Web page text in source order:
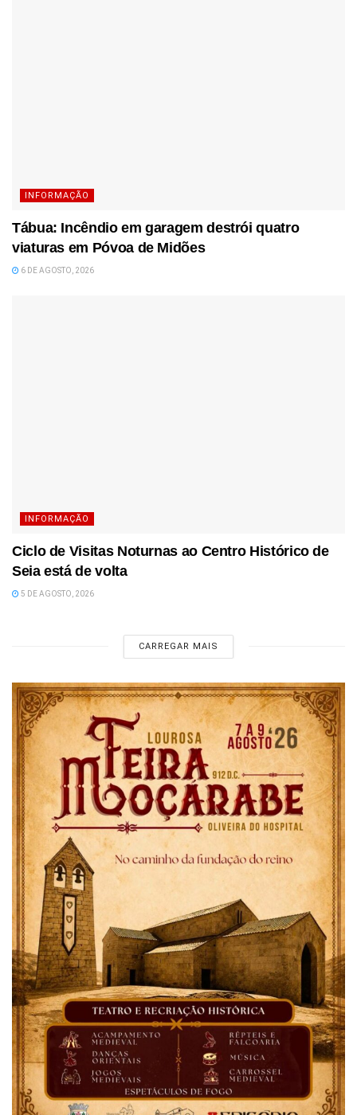
INFORMAÇÃO
Tábua: Incêndio em garagem destrói quatro
viaturas em Póvoa de Midões
6 DE AGOSTO, 2026
INFORMAÇÃO
Ciclo de Visitas Noturnas ao Centro Histórico de
Seia está de volta
5 DE AGOSTO, 2026
CARREGAR MAIS